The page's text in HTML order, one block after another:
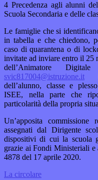
4 Precedenza agli alunni
Scuola Secondaria e delle
Le famiglie che si
in tabella e che chiedono,
caso di quarantena o di
invitate ad inviare entro il 25
dell’Animatore
svic817004@istruzione.it
dell’alunno, classe e
ISEE, nella parte che
particolarità della propria
Un’apposita commissione
assegnati dal Dirigente
dispositivi di cui la scuola
grazie ai Fondi Ministeriali
4878 del 17 aprile 2020.
La circolare